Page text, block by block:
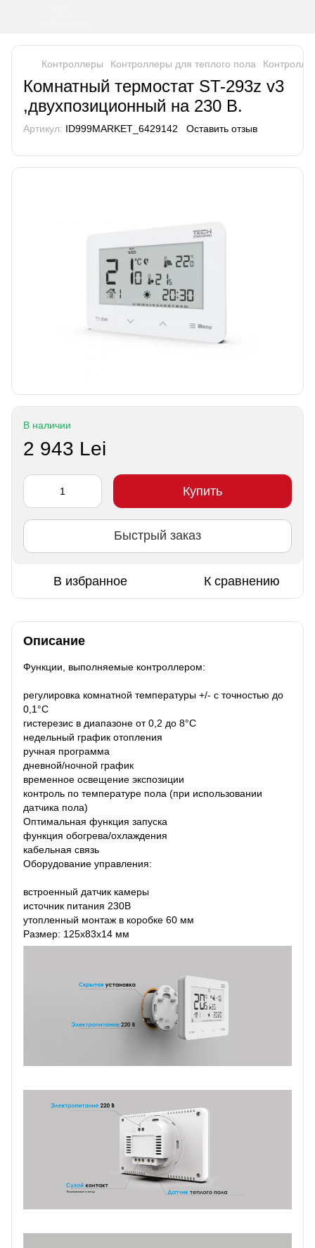
Контроллеры Контроллеры для теплого пола
Комнатный термостат ST-293z v3
,двухпозиционный на 230 В.
Артикул: ID999MARKET_6429142 Оставить отзыв
В наличии
2 943 Lei
Купить
Быстрый заказ
В избранное К сравнению
Описание
Функции, выполняемые контроллером:
регулировка комнатной температуры +/- с точностью до
0,1°С
гистерезис в диапазоне от 0,2 до 8°С
недельный график отопления
ручная программа
дневной/ночной график
временное освещение экспозиции
контроль по температуре пола (при использовании
датчика пола)
Оптимальная функция запуска
функция обогрева/охлаждения
кабельная связь
Оборудование управления:
встроенный датчик камеры
источник питания 230В
утопленный монтаж в коробке 60 мм
Размер: 125x83x14 мм